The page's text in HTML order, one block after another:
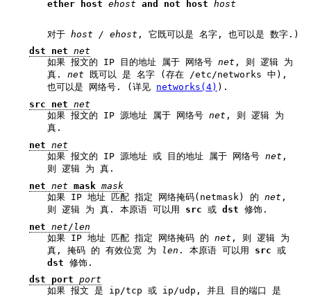
ether host ehost and not host host
对于 host / ehost
, 它既可以是 名字, 也可以是 数字.)
dst net net
如果 报文的 IP 目的地址 属于 网络号 net , 则 逻辑 为
真. net
也可以是 网络号. (详见 networks(4) ).
src net net
如果 报文的 IP 源地址 属于 网络号 net , 则 逻辑 为
真.
net net
如果 报文的 IP 源地址 或 目的地址 属于 网络号 net ,
则 逻辑 为 真.
net net mask mask
如果 IP 地址 匹配 指定 网络掩码(netmask) 的 net ,
则 逻辑 为 真. 本原语 可以用 src 或 dst 修饰.
net net / len
如果 IP 地址 匹配 指定 网络掩码 的 net , 则 逻辑 为
真, 掩码 的 有效位宽 为
len . 本原语 可以用 src 或
dst 修饰.
dst port port
如果 报文 是 ip/tcp 或 ip/udp, 并且 目的端口 是